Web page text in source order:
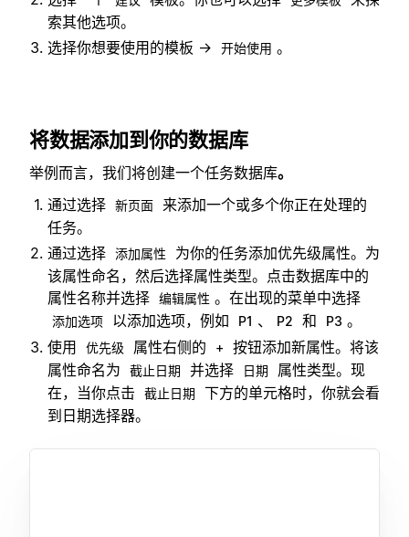
索其他选项。
选择你想要使用的模板 →
开始使用 。
将数据添加到你的数据库
举例而言，我们将创建一个任务数据库。
通过选择 新页面
来添加一个或多个你正在处理的
任务。
通过选择 添加属性
为你的任务添加优先级属性。为
该属性命名，然后选择属性类型。点击数据库中的
属性名称并选择 编辑属性 。在出现的菜单中选择
添加选项 以添加选项，例如 P1 、 P2 和 P3 。
使用
优先级 属性右侧的 +
按钮添加新属性。将该
属性命名为
截止日期 并选择 日期
属性类型。现
在，当你点击
截止日期
下方的单元格时，你就会看
到日期选择器。